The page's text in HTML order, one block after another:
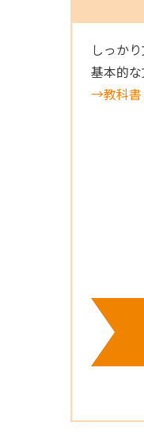
しっか
基本的
→教科書